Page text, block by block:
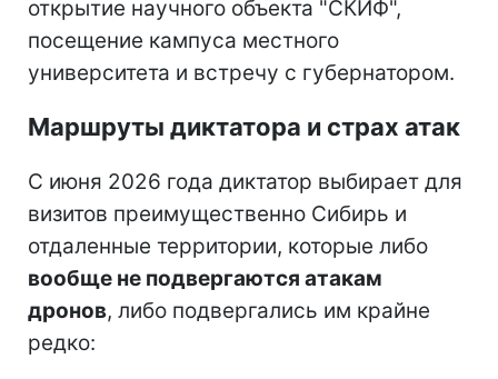
открытие научного объекта "СКИФ",
посещение кампуса местного
университета и встречу с губернатором.
Маршруты диктатора и страх атак
С июня 2026 года диктатор выбирает для
визитов преимущественно Сибирь и
отдаленные территории, которые либо
вообще не подвергаются атакам
дронов, либо подвергались им крайне
редко: